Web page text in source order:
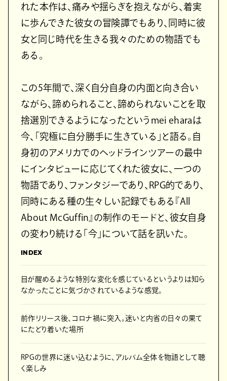
れた本作は、痛みや揺らぎを抱えながら、着実
に歩んできた彼女の冒険譚でもあり、同時に彼
女と同じ時代を生きる我々のための物語でも
ある。
この5年間で、深く自分自身の内面と向き合い
ながら、諦められること、諦められないことを取
捨選別できるようになったというmei eharaは
今、「究極に自分勝手に生きている」と語る。自
身初のアメリカでのヘッドラインツアーの最中
にインタビューに応じてくれた彼女に、一つの
物語であり、ファンタジーであり、RPG的であり、
同時にある種の生々しい記録でもある『All
About McGuffin』の制作のモードと、彼女自身
の変わり続ける「今」について話を訊いた。
INDEX
目が醒めるような特別な変化を感じているというよりは知ら
なかったことに気づかされているような感覚。
前作リリース後、コロナ禍に突入。迷いと内省の日々の果て
にたどり着いた場所
RPGの世界に迷い込むように、アルバム全体を物語として聴
く楽しみ